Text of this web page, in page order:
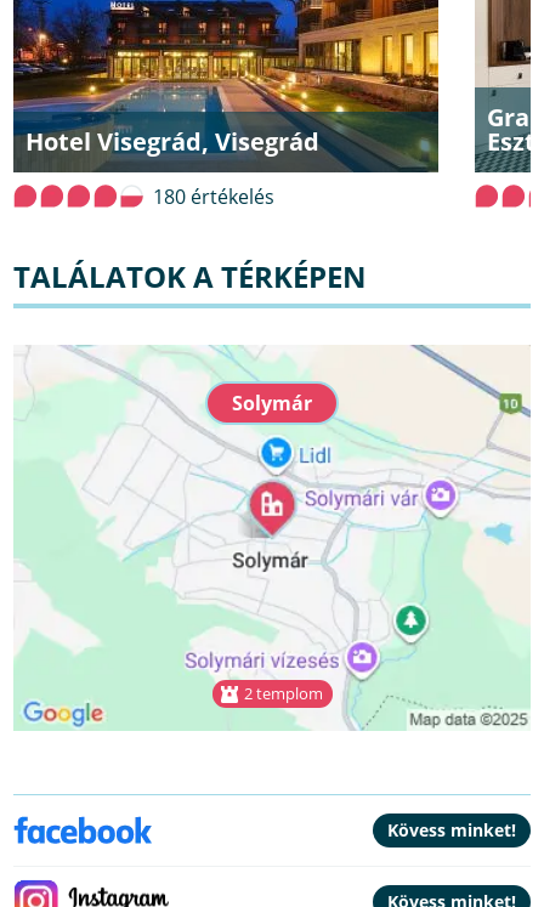
Hotel Visegrád, Visegrád
180 értékelés
TALÁLATOK A TÉRKÉPEN
Solymár
2 templom